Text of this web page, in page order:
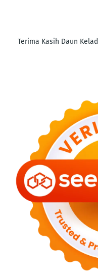
Terima Kasih Daun